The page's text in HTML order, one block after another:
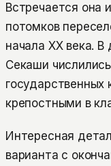
Встречается она
потомков
начала XX века.
Секаши
государственных
крепостными в
Интересная
варианта с